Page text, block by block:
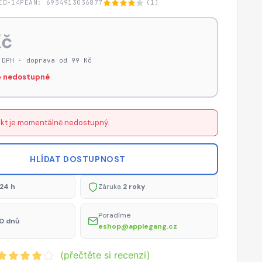
14P EAN: 6934913036877 (1)
· doprava od 99 Kč
nedostupné
je momentálně nedostupný.
HLÍDAT DOSTUPNOST
h Záruka 2 roky
dnů
Poradíme
eshop@applegang.cz
(přečtěte si recenzi)